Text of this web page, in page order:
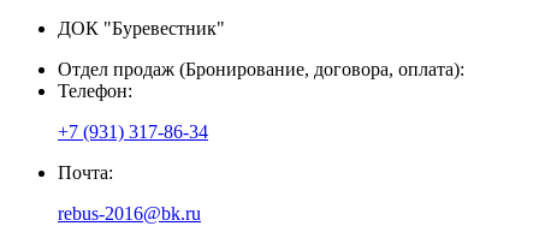
ДОК "Буревестник"
Отдел продаж (Бронирование, договора, оплата):
Телефон:
+7 (931) 317-86-34
Почта:
rebus-2016@bk.ru